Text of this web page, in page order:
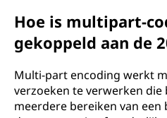
Hoe is multipart-
gekoppeld aan de
Multi-part encoding werkt
verzoeken te verwerken
meerdere bereiken van een